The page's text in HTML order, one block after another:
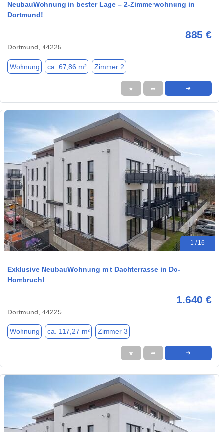
NeubauWohnung in bester Lage – 2-Zimmerwohnung in
Dortmund!
885 €
Dortmund, 44225
Wohnung ca. 67,86 m² Zimmer 2
★ ➦ ➜
1 / 16
Exklusive NeubauWohnung mit Dachterrasse in Do-
Hombruch!
1.640 €
Dortmund, 44225
Wohnung ca. 117,27 m² Zimmer 3
★ ➦ ➜